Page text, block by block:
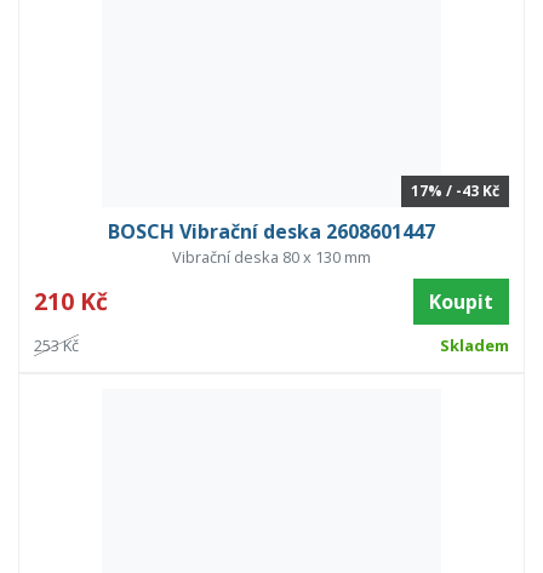
17% / -43 Kč
BOSCH Vibrační deska 2608601447
Vibrační deska 80 x 130 mm
210 Kč Koupit
253 Kč Skladem